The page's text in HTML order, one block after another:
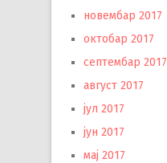
новембар 2017
октобар 2017
септембар 2017
август 2017
јул 2017
јун 2017
мај 2017